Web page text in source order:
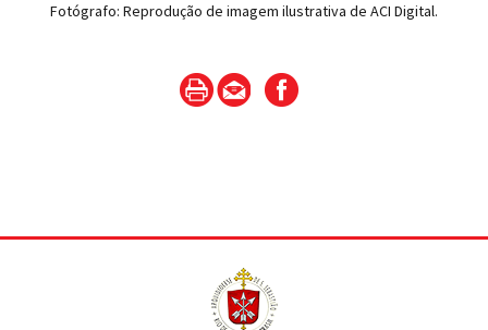
Fotógrafo: Reprodução de imagem ilustrativa de ACI Digital.